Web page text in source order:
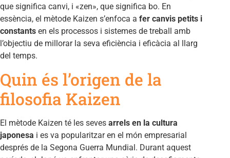
que significa canvi, i «zen», que significa bo. En
essència, el mètode Kaizen s’enfoca a fer canvis petits i
constants en els processos i sistemes de treball amb
l’objectiu de millorar la seva eficiència i eficàcia al llarg
del temps.
Quin és l’origen de la
filosofia Kaizen
El mètode Kaizen té les seves arrels en la cultura
japonesa i es va popularitzar en el món empresarial
després de la Segona Guerra Mundial. Durant aquest